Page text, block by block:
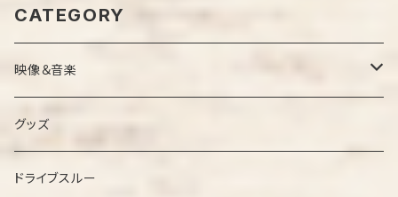
CATEGORY
映像＆音楽
ＤＶＤ
ＣＤ
グッズ
ドライブスルー